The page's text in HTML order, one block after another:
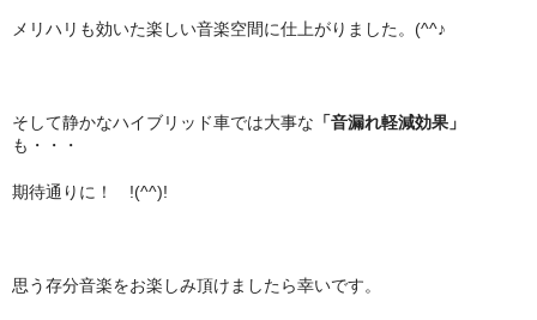
メリハリも効いた楽しい音楽空間に仕上がりました。(^^♪
そして静かなハイブリッド車では大事な 「音漏れ軽減効果」
も・・・
期待通りに！ !(^^)!
思う存分音楽をお楽しみ頂けましたら幸いです。